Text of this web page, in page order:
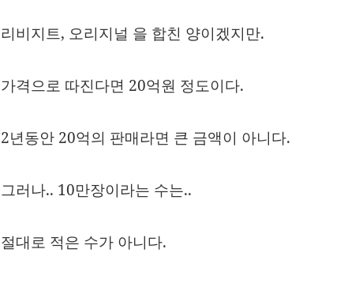
리비지트, 오리지널 을 합친 양이겠지만.
가격으로 따진다면 20억원 정도이다.
2년동안 20억의 판매라면 큰 금액이 아니다.
그러나.. 10만장이라는 수는..
절대로 적은 수가 아니다.